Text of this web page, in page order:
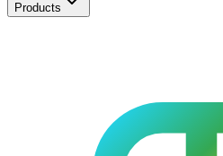
Products